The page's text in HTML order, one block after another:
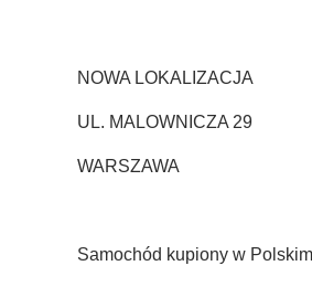
NOWA LOKALIZACJA
UL. MALOWNICZA 29
WARSZAWA
Samochód kupiony w